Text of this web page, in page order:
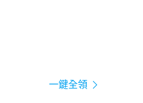
一鍵全領